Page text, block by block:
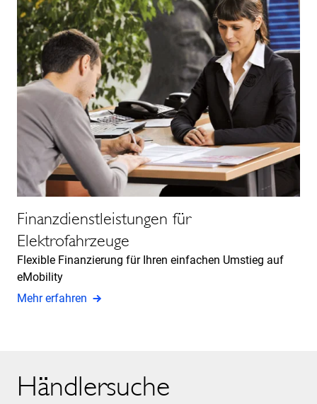
Finanzdienstleistungen für
Elektrofahrzeuge
Flexible Finanzierung für Ihren einfachen Umstieg auf
eMobility
Mehr erfahren
Händlersuche